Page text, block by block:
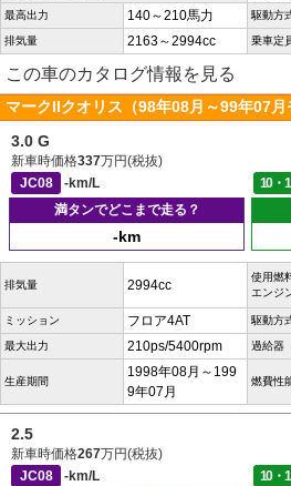
最高出力 140～210馬力 駆動方
排気量 2163～2994cc 乗車定
この車のカタログ情報を見る
マークIIクオリス（98年08月～99年07
3.0 G
新車時価格337万円(税抜)
JC08
-km/L 10・
満タンでどこまで走る？
-km
排気量 2994cc
使用燃
エンジ
ミッション フロア4AT 駆動方
最大出力 210ps/5400rpm 過給器
生産期間
1998年08月～199
9年07月
燃費性
2.5
新車時価格267万円(税抜)
JC08
-km/L 10・